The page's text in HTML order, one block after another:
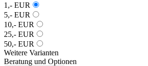
1,- EUR
5,- EUR
10,- EUR
25,- EUR
50,- EUR
Weitere Varianten
Beratung und Optionen